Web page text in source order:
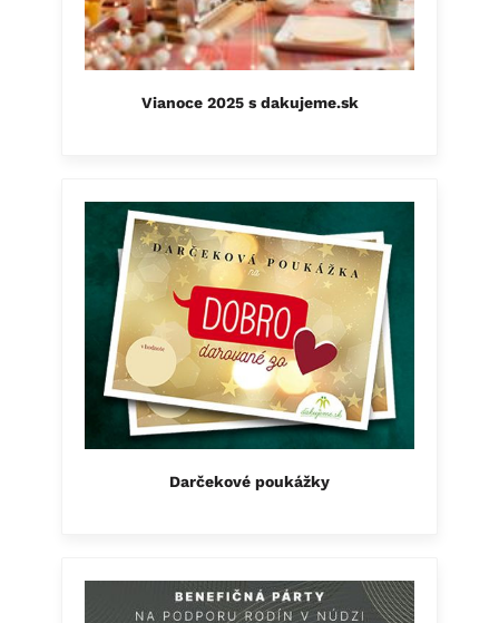
Vianoce 2025 s dakujeme.sk
Darčekové poukážky